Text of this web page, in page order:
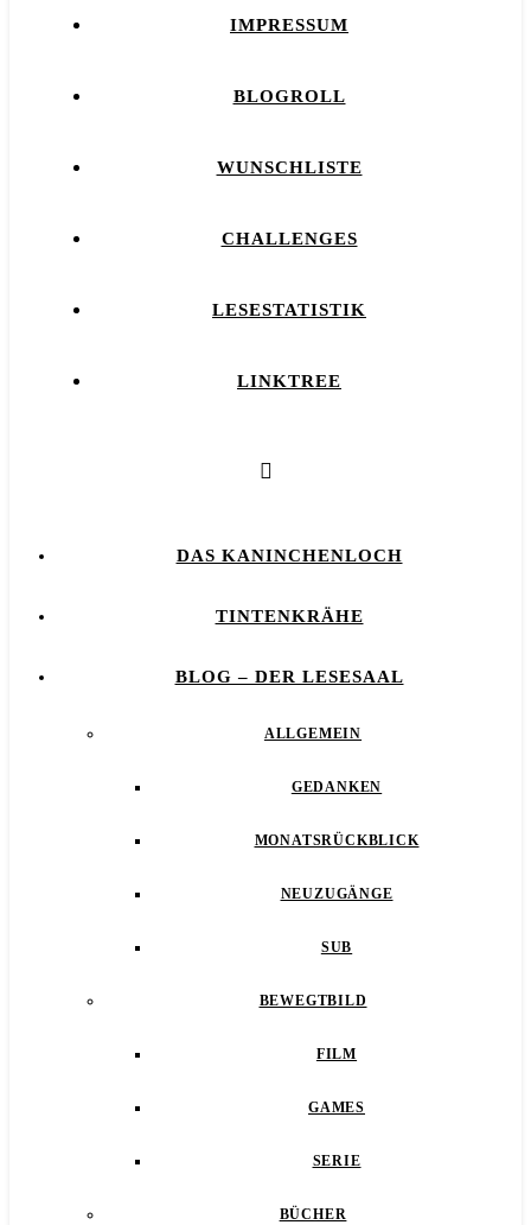
IMPRESSUM
BLOGROLL
WUNSCHLISTE
CHALLENGES
LESESTATISTIK
LINKTREE
DAS KANINCHENLOCH
TINTENKRÄHE
BLOG – DER LESESAAL
ALLGEMEIN
GEDANKEN
MONATSRÜCKBLICK
NEUZUGÄNGE
SUB
BEWEGTBILD
FILM
GAMES
SERIE
BÜCHER